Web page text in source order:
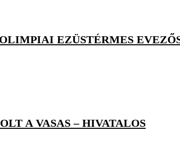
EZÜSTÉRMES
A VASAS – HIVATALOS